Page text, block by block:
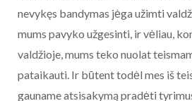
nevykęs bandymas jėga užimti
mums pavyko užgesinti, ir vėliau,
valdžioje, mums teko nuolat
pataikauti. Ir būtent todėl mes iš
gauname atsisakymą pradėti